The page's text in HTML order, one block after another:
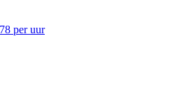
per uur